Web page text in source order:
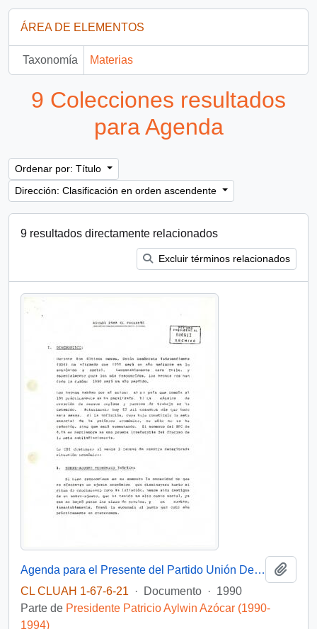
ÁREA DE ELEMENTOS
Taxonomía Materias
9 Colecciones resultados
para Agenda
Ordenar por: Título
Dirección: Clasificación en orden ascendente
9 resultados directamente relacionados
Excluir términos relacionados
Agenda para el Presente del Partido Unión Demócrata Independiente
CL CLUAH 1-67-6-21
· Documento · 1990
Parte de Presidente Patricio Aylwin Azócar (1990-
1994)